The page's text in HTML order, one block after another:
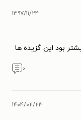
۱۳۹۷/۱۱/۲۴
بود این گزیده ها
۰
۱۴۰۴/۰۲/۲۳